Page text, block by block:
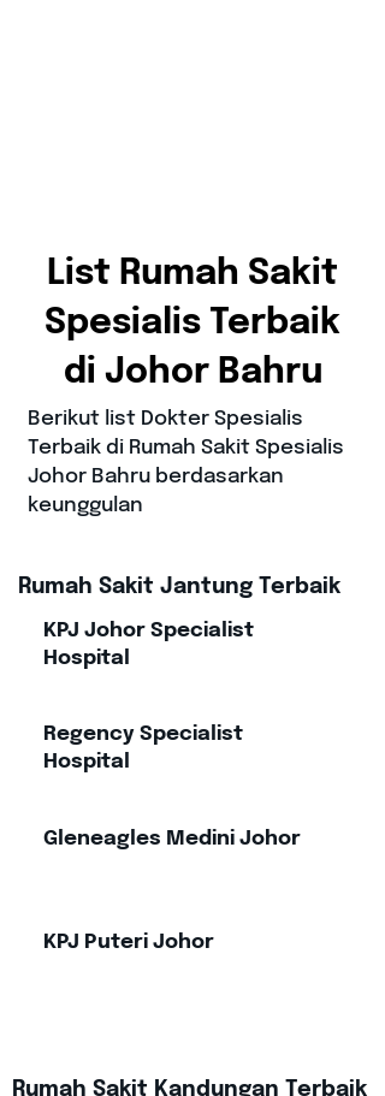
List Rumah Sakit
Spesialis Terbaik
di Johor Bahru
Berikut list Dokter Spesialis
Terbaik di Rumah Sakit Spesialis
Johor Bahru berdasarkan
keunggulan
Rumah Sakit Jantung Terbaik
KPJ Johor Specialist
Hospital
Regency Specialist
Hospital
Gleneagles Medini Johor
KPJ Puteri Johor
Rumah Sakit Kandungan Terbaik